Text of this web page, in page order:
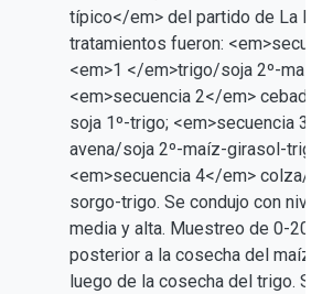
típico</em> del partido de La
tratamientos fueron:
<em>1 </em>trigo/soja 2º-
<em>secuencia 2</em>
soja 1º-trigo; <em>secuencia
avena/soja 2º-maíz-girasol-
<em>secuencia 4</em> colza/
sorgo-trigo. Se condujo con
media y alta. Muestreo de 0-20
posterior a la cosecha del
luego de la cosecha del trigo.